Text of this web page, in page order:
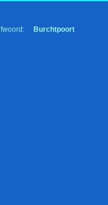
Burchtpoort